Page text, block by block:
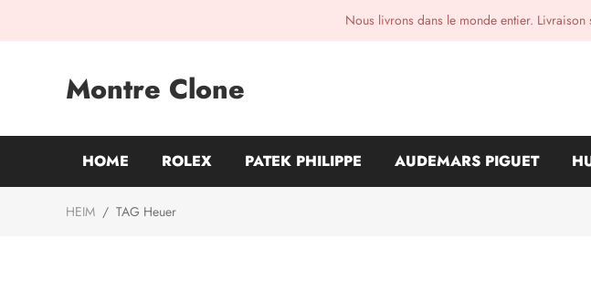
Nous livrons dans le monde entier.
Montre Clone
HOME ROLEX PATEK PHILIPPE AUDEMARS PIGUET
HEIM / TAG Heuer